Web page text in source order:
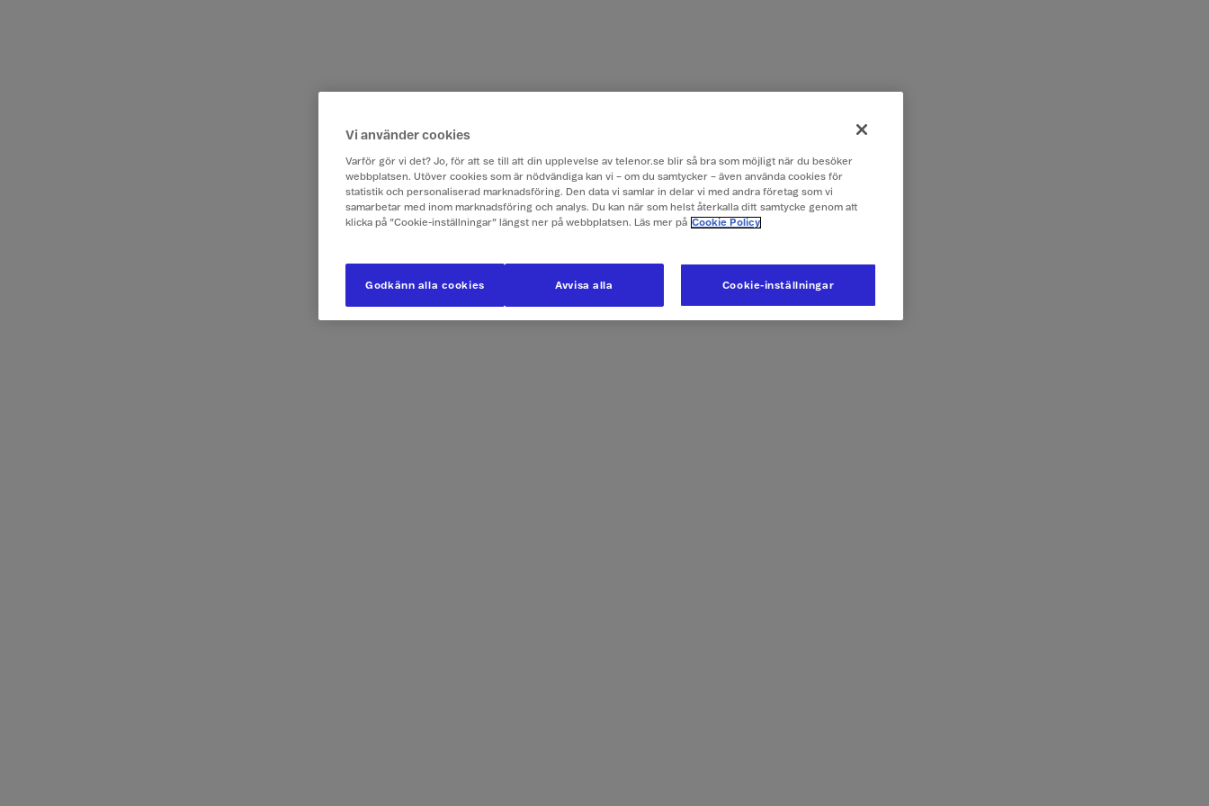
Vi använder cookies
Varför gör vi det? Jo, för att se till att din upplevelse av telenor.se blir så bra som möjligt när du besöker
webbplatsen. Utöver cookies som är nödvändiga kan vi – om du samtycker – även använda cookies för
statistik och personaliserad marknadsföring. Den data vi samlar in delar vi med andra företag som vi
samarbetar med inom marknadsföring och analys. Du kan när som helst återkalla ditt samtycke genom att
klicka på ”Cookie-inställningar” längst ner på webbplatsen. Läs mer på Cookie Policy
Cookie-inställningar
Avvisa alla
Godkänn alla cookies